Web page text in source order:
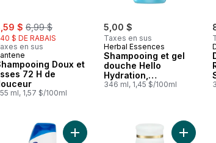
$ , formerly:
6,99 $
$ DE RABAIS
en sus
Doux et
72 H de
ml, 1,57 $/100ml
5,00 $
Taxes en sus
Herbal Essences
Shampooing et gel
douche Hello
Hydration,
hydratation en
346 ml, 1,45 $/100ml
Pomme verte au panier
Ajouter Shampooing et revitalisant
Ajouter